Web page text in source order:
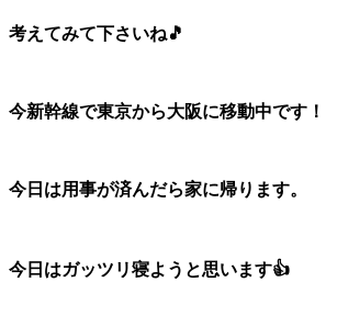
考えてみて下さいね🎵
今新幹線で東京から大阪に移動中です！
今日は用事が済んだら家に帰ります。
今日はガッツリ寝ようと思います👍